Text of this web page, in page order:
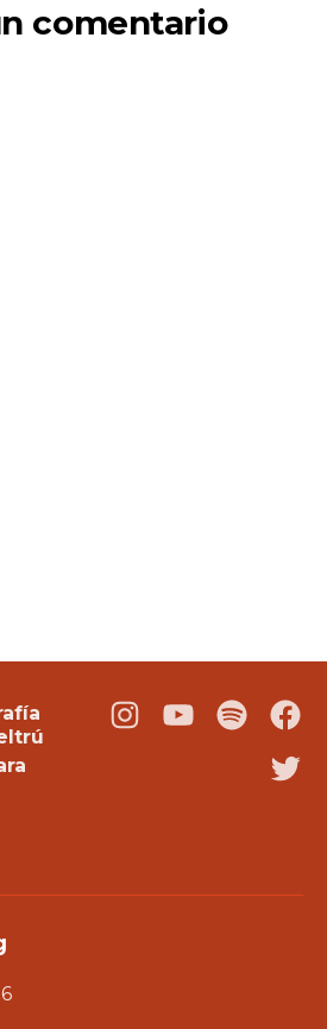
comentario
Instagram
YoutubePodcast